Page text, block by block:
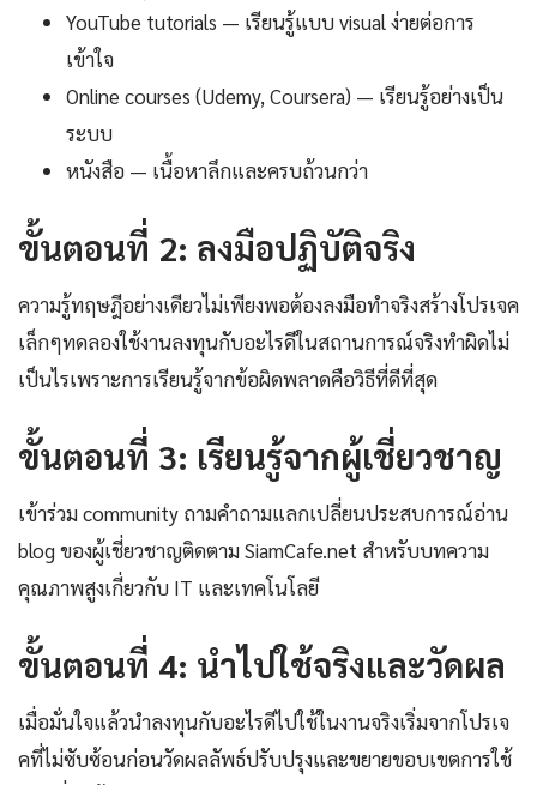
YouTube tutorials — เรียนรู้แบบ visual ง่ายต่อการ
เข้าใจ
Online courses (Udemy, Coursera) — เรียนรู้อย่างเป็น
ระบบ
หนังสือ — เนื้อหาลึกและครบถ้วนกว่า
ขั้นตอนที่ 2: ลงมือปฏิบัติจริง
ความรู้ทฤษฎีอย่างเดียวไม่เพียงพอต้องลงมือทำจริงสร้างโปรเจค
เล็กๆทดลองใช้งานลงทุนกับอะไรดีในสถานการณ์จริงทำผิดไม่
เป็นไรเพราะการเรียนรู้จากข้อผิดพลาดคือวิธีที่ดีที่สุด
ขั้นตอนที่ 3: เรียนรู้จากผู้เชี่ยวชาญ
เข้าร่วม community ถามคำถามแลกเปลี่ยนประสบการณ์อ่าน
blog ของผู้เชี่ยวชาญติดตาม SiamCafe.net สำหรับบทความ
คุณภาพสูงเกี่ยวกับ IT และเทคโนโลยี
ขั้นตอนที่ 4: นำไปใช้จริงและวัดผล
เมื่อมั่นใจแล้วนำลงทุนกับอะไรดีไปใช้ในงานจริงเริ่มจากโปรเจ
คที่ไม่ซับซ้อนก่อนวัดผลลัพธ์ปรับปรุงและขยายขอบเขตการใช้